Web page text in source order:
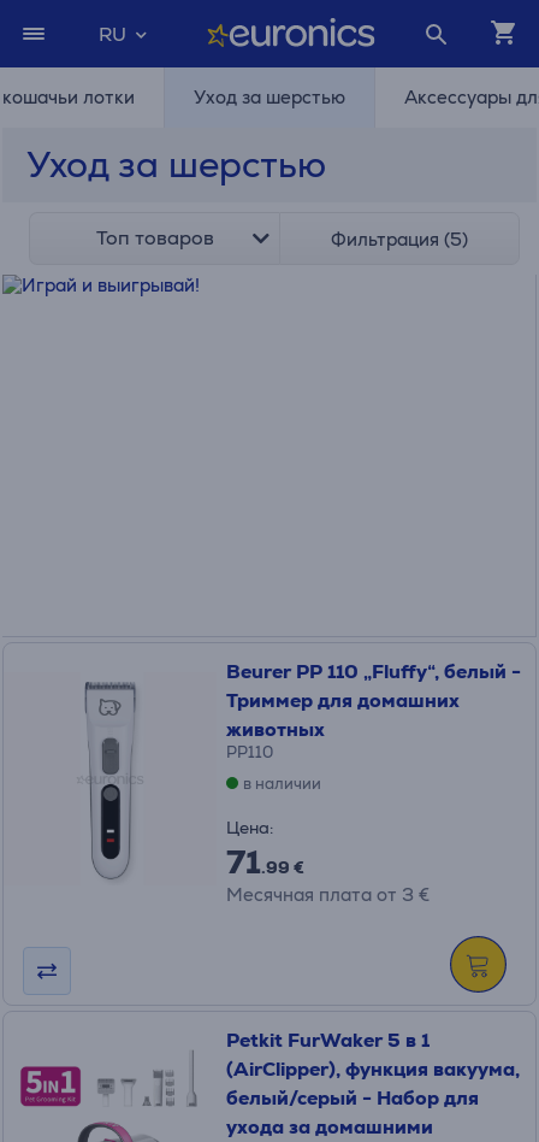
RU
лотки Уход за шерстью Аксессуары
Уход за шерстью
Топ товаров Фильтрация (5)
Beurer PP 110 „Fluffy“, белый -
Триммер для домашних
животных
PP110
в наличии
Цена:
71.99 €
Месячная плата от 3 €
Petkit FurWaker 5 в 1
(AirClipper), функция вакуума,
белый/серый - Набор для
ухода за домашними